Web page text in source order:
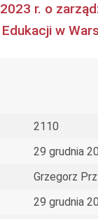
r. o
w
2110
29 grudnia
Grzegorz
29 grudnia